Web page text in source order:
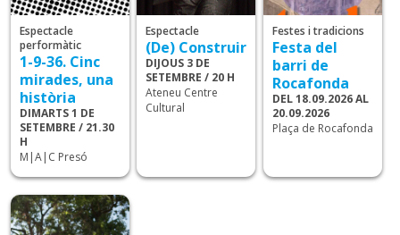
Espectacle
performàtic
1-9-36. Cinc
mirades, una
història
DIMARTS 1 DE
SETEMBRE / 21.30
H
M|A|C Presó
Espectacle
(De) Construir
DIJOUS 3 DE
SETEMBRE / 20 H
Ateneu Centre
Cultural
Festes i tradicions
Festa del
barri de
Rocafonda
DEL 18.09.2026 AL
20.09.2026
Plaça de Rocafonda